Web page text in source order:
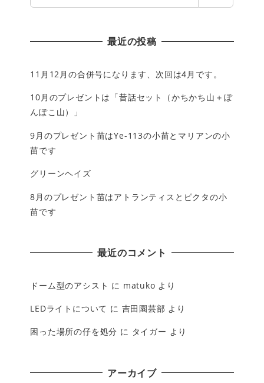
最近の投稿
11月12月の合併号になります、次回は4月です。
10月のプレゼントは「昔話セット（かちかち山＋ぽ
んぽこ山）」
9月のプレゼント苗はYe-113の小苗とマリアンの小
苗です
グリーンヘイズ
8月のプレゼント苗はアトランティスとピクタの小
苗です
最近のコメント
ドーム型のアシスト に matuko より
LEDライトについて に 吉田園芸部 より
困った場所の仔を処分 に タイガー より
アーカイブ